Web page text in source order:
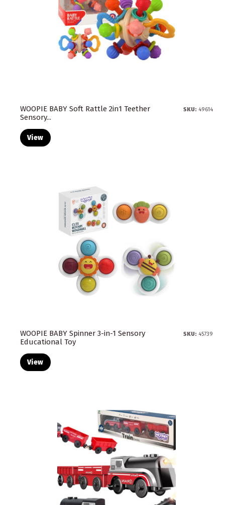
WOOPIE BABY Soft Rattle 2in1 Teether
Sensory...
SKU: 49614
View
WOOPIE BABY Spinner 3-in-1 Sensory
Educational Toy
SKU: 45739
View